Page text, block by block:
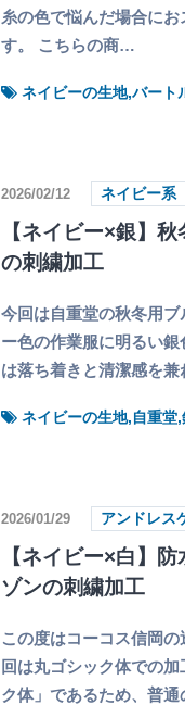
糸の色で悩んだ場合に
す。 こちらの商…
ネイビーの生地,バート
2026/02/12 ネイビー系
【ネイビー×銀】
の刺繍加工
今回は自重堂の秋冬用
ー色の作業服に明るい
は落ち着きと清潔感を
ネイビーの生地,自重堂,
2026/01/29 アンドレス
【ネイビー×白】
ゾンの刺繍加工
この度はコーコス信岡
回は丸ゴシック体での
ク体」であるため、普